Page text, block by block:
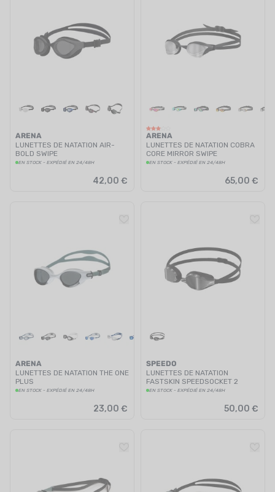
ARENA
LUNETTES DE NATATION AIR-
BOLD SWIPE
EN STOCK - EXPÉDIÉ EN 24/48H
42,00 €
ARENA
LUNETTES DE NATATION COBRA
CORE MIRROR SWIPE
EN STOCK - EXPÉDIÉ EN 24/48H
65,00 €
ARENA
LUNETTES DE NATATION THE ONE
PLUS
EN STOCK - EXPÉDIÉ EN 24/48H
23,00 €
SPEEDO
LUNETTES DE NATATION
FASTSKIN SPEEDSOCKET 2
MIROIR NOIRES
EN STOCK - EXPÉDIÉ EN 24/48H
50,00 €